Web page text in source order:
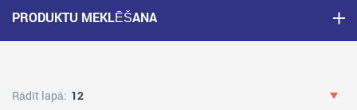
PRODUKTU MEKLĒŠANA
Rādīt lapā: 12